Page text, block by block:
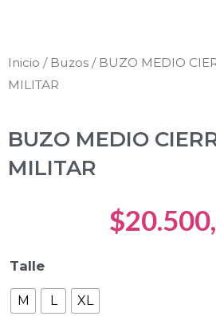
Inicio / Buzos / BUZO MEDIO
MILITAR
BUZO MEDIO
MILITAR
$
Talle
M L XL
MEDIO
CIERRE